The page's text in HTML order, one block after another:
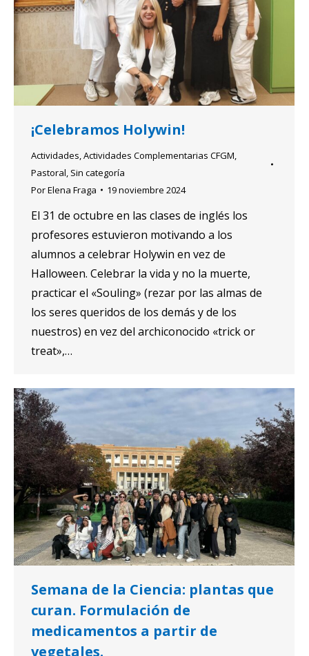
¡Celebramos Holywin!
Actividades Actividades Complementarias CFGM
Pastoral Sin categoría
PorElena Fraga 19 noviembre 2024
El 31 de octubre en las clases de inglés los
profesores estuvieron motivando a los
alumnos a celebrar Holywin en vez de
Halloween. Celebrar la vida y no la muerte,
practicar el «Souling» (rezar por las almas de
los seres queridos de los demás y de los
nuestros) en vez del archiconocido «trick or
treat»,…
Semana de la Ciencia: plantas que
curan. Formulación de
medicamentos a partir de
vegetales.